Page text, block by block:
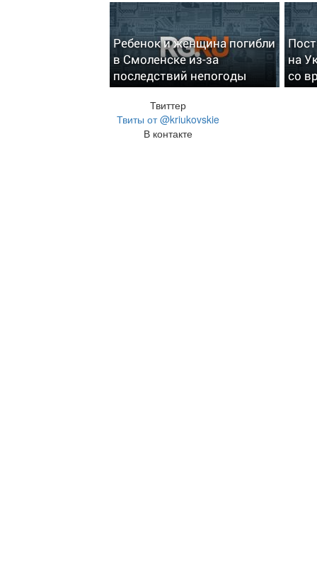
Ребенок и женщина погибли
в Смоленске из-за
последствий непогоды
на
со
Твиттер
Твиты от @kriukovskie
В контакте